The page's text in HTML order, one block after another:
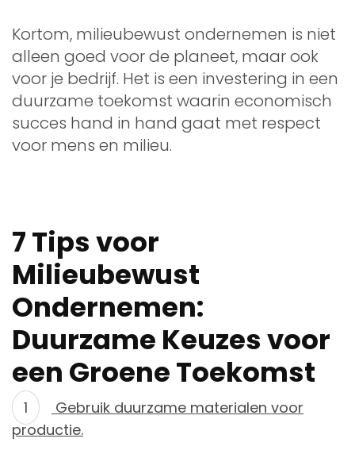
Kortom, milieubewust ondernemen is niet
alleen goed voor de planeet, maar ook
voor je bedrijf. Het is een investering in een
duurzame toekomst waarin economisch
succes hand in hand gaat met respect
voor mens en milieu.
7 Tips voor
Milieubewust
Ondernemen:
Duurzame Keuzes voor
een Groene Toekomst
Gebruik duurzame materialen voor
productie.